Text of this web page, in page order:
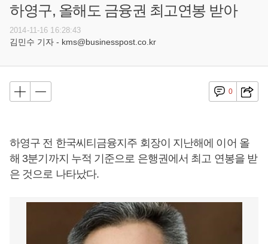
하영구, 올해도 금융권 최고연봉 받아
2014-11-16 16:28:43
김민수 기자 - kms@businesspost.co.kr
0
하영구 전 한국씨티금융지주 회장이 지난해에 이어 올
해 3분기까지 누적 기준으로 은행권에서 최고 연봉을 받
은 것으로 나타났다.